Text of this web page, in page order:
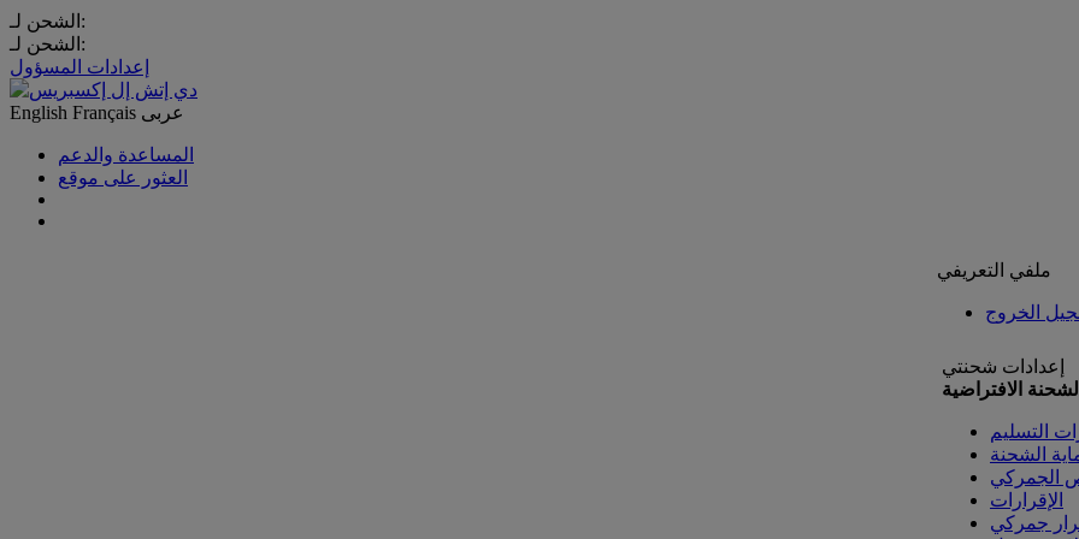
الشحن لـ:
الشحن لـ:
إعدادات المسؤول
English Français عربى
المساعدة والدعم
العثور على موقع
ملفي التعريفي
الخروج
إعدادات شحنتي
الافتراضية
التسليم
الشحنة
الجمركي
الإقرارات
جمركي